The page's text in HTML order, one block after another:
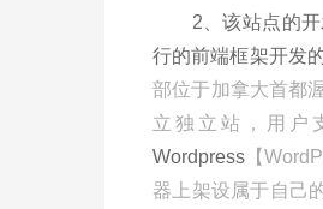
2、该站点的开发
行的前端框架开发
部位于加拿大首都
立独立站，用户
Wordpress 【
器上架设属于自己